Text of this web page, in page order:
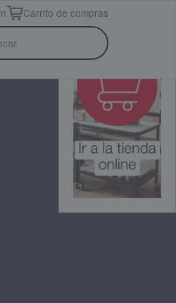
Carrito de compras